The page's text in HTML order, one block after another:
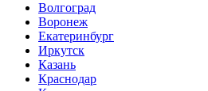
Волгоград
Воронеж
Екатеринбург
Иркутск
Казань
Краснодар